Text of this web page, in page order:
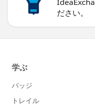
ださい。